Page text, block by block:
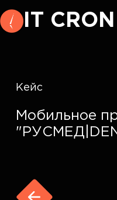
IT CRON
Кейс
Мобильное